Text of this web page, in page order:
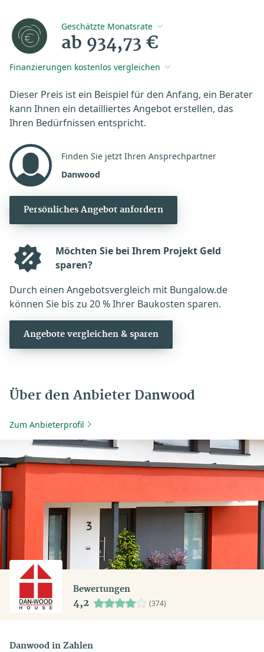
Geschätzte Monatsrate
ab 934,73 €
Finanzierungen kostenlos vergleichen
Dieser Preis ist ein Beispiel für den Anfang, ein Berater
kann Ihnen ein detailliertes Angebot erstellen, das
Ihren Bedürfnissen entspricht.
Finden Sie jetzt Ihren Ansprechpartner
Danwood
Persönliches Angebot anfordern
Möchten Sie bei Ihrem Projekt Geld
sparen?
Durch einen Angebotsvergleich mit Bungalow.de
können Sie bis zu 20 % Ihrer Baukosten sparen.
Angebote vergleichen & sparen
Über den Anbieter Danwood
Zum Anbieterprofil
Bewertungen
4,2 (374)
Danwood in Zahlen